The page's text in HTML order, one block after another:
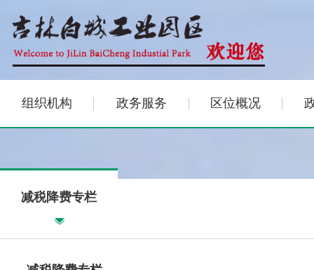
组织机构 政务服务 区位概况
减税降费专栏